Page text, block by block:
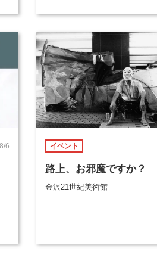
8/6 イベント
路上、お邪魔ですか？
金沢21世紀美術館